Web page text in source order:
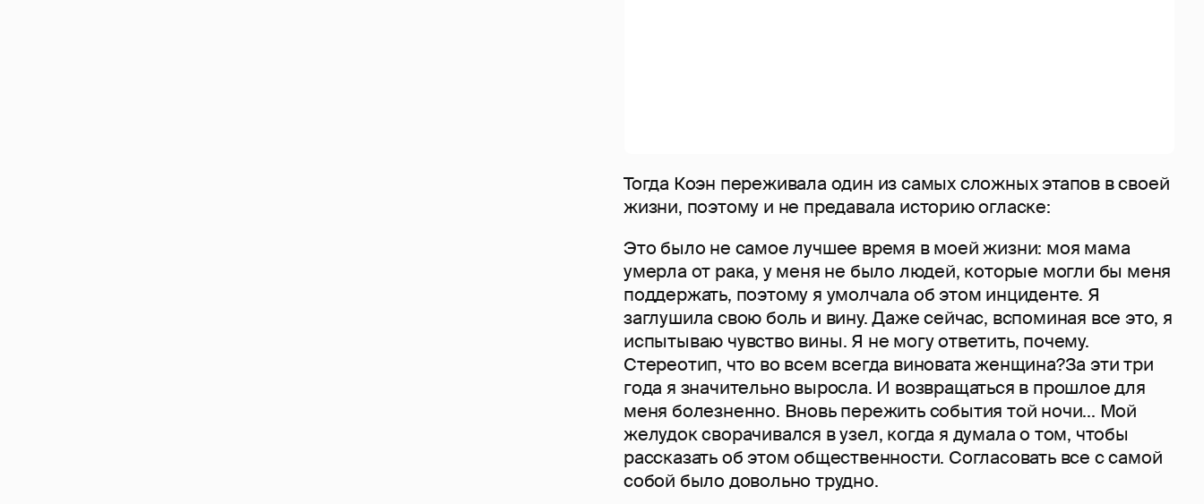
Тогда Коэн переживала один из самых сложных этапов в своей
жизни, поэтому и не предавала историю огласке:
Это было не самое лучшее время в моей жизни: моя мама
умерла от рака, у меня не было людей, которые могли бы меня
поддержать, поэтому я умолчала об этом инциденте. Я
заглушила свою боль и вину. Даже сейчас, вспоминая все это, я
испытываю чувство вины. Я не могу ответить, почему.
Стереотип, что во всем всегда виновата женщина?За эти три
года я значительно выросла. И возвращаться в прошлое для
меня болезненно. Вновь пережить события той ночи... Мой
желудок сворачивался в узел, когда я думала о том, чтобы
рассказать об этом общественности. Согласовать все с самой
собой было довольно трудно.